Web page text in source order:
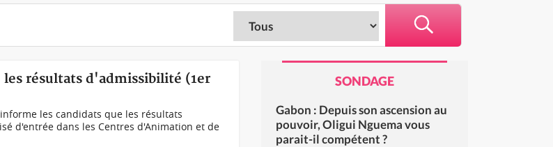
les résultats d'admissibilité (1er
les candidats que les résultats
d'entrée dans les Centres d'Animation et de
SONDAGE
Gabon : Depuis son ascension au
pouvoir, Oligui Nguema vous
parait-il compétent ?